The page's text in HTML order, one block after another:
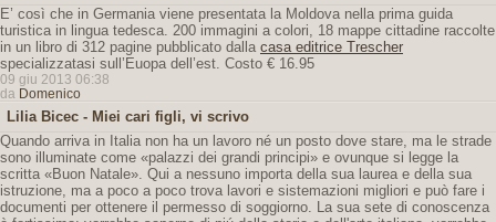
E’ così che in Germania viene presentata la Moldova nella prima guida
turistica in lingua tedesca. 200 immagini a colori, 18 mappe cittadine raccolte
in un libro di 312 pagine pubblicato dalla casa editrice Trescher
specializzatasi sull’Euopa dell’est. Costo € 16.95
09 giu 2013 06:38
da Domenico
Lilia Bicec - Miei cari figli, vi scrivo
Quando arriva in Italia non ha un lavoro né un posto dove stare, ma le strade
sono illuminate come «palazzi dei grandi principi» e ovunque si legge la
scritta «Buon Natale». Qui a nessuno importa della sua laurea e della sua
istruzione, ma a poco a poco trova lavori e sistemazioni migliori e può fare i
documenti per ottenere il permesso di soggiorno. La sua sete di conoscenza